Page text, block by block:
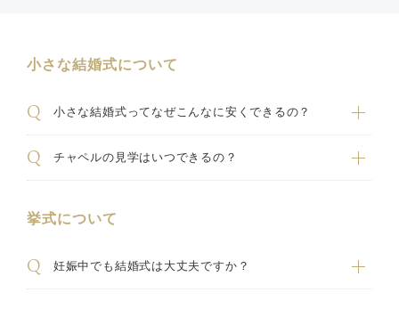
小さな結婚式について
小さな結婚式ってなぜこんなに安くできるの？
チャペルの見学はいつできるの？
挙式について
妊娠中でも結婚式は大丈夫ですか？